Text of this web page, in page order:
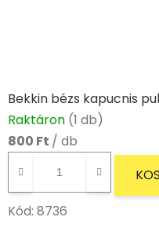
Bekkin bézs kapucnis
Raktáron (1 db)
800 Ft / db
Kód: 8736